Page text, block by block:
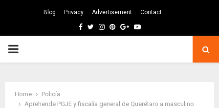
Blog Privacy Advertisement Contact
Facebook
TwitterInstagram
Pinterest
GoogleYoutube
PRIMARY
Home
Policía
Aprehende PGJE y fiscalía general de Querétaro a masculino